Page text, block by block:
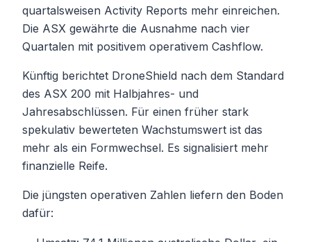
quartalsweisen Activity Reports mehr einreichen.
Die ASX gewährte die Ausnahme nach vier
Quartalen mit positivem operativem Cashflow.
Künftig berichtet DroneShield nach dem Standard
des ASX 200 mit Halbjahres- und
Jahresabschlüssen. Für einen früher stark
spekulativ bewerteten Wachstumswert ist das
mehr als ein Formwechsel. Es signalisiert mehr
finanzielle Reife.
Die jüngsten operativen Zahlen liefern den Boden
dafür: